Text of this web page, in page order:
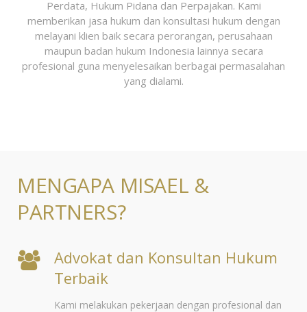
Perdata, Hukum Pidana dan Perpajakan. Kami
memberikan jasa hukum dan konsultasi hukum dengan
melayani klien baik secara perorangan, perusahaan
maupun badan hukum Indonesia lainnya secara
profesional guna menyelesaikan berbagai permasalahan
yang dialami.
MENGAPA MISAEL &
PARTNERS?
Advokat dan Konsultan Hukum
Terbaik
Kami melakukan pekerjaan dengan profesional dan